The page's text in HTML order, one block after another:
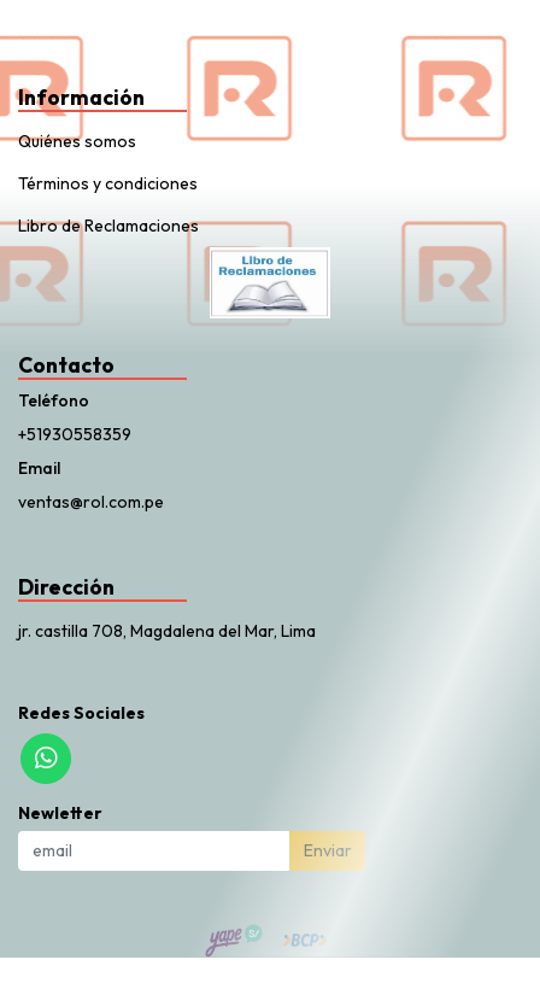
Información
Quiénes somos
Términos y condiciones
Libro de Reclamaciones
Contacto
Teléfono
+51930558359
Email
ventas@rol.com.pe
Dirección
jr. castilla 708, Magdalena del Mar, Lima
Redes Sociales
Newletter
Enviar